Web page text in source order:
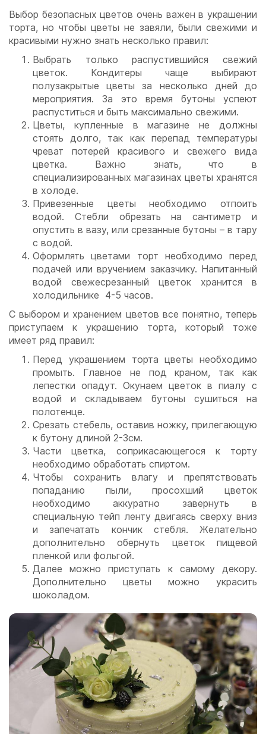
Выбор безопасных цветов очень важен в украшении
торта, но чтобы цветы не завяли, были свежими и
красивыми нужно знать несколько правил:
Выбрать только распустившийся свежий
цветок. Кондитеры чаще выбирают
полузакрытые цветы за несколько дней до
мероприятия. За это время бутоны успеют
распуститься и быть максимально свежими.
Цветы, купленные в магазине не должны
стоять долго, так как перепад температуры
чреват потерей красивого и свежего вида
цветка. Важно знать, что в
специализированных магазинах цветы хранятся
в холоде.
Привезенные цветы необходимо отпоить
водой. Стебли обрезать на сантиметр и
опустить в вазу, или срезанные бутоны – в тару
с водой.
Оформлять цветами торт необходимо перед
подачей или вручением заказчику. Напитанный
водой свежесрезанный цветок хранится в
холодильнике 4-5 часов.
С выбором и хранением цветов все понятно, теперь
приступаем к украшению торта, который тоже
имеет ряд правил:
Перед украшением торта цветы необходимо
промыть. Главное не под краном, так как
лепестки опадут. Окунаем цветок в пиалу с
водой и складываем бутоны сушиться на
полотенце.
Срезать стебель, оставив ножку, прилегающую
к бутону длиной 2-3см.
Части цветка, соприкасающегося к торту
необходимо обработать спиртом.
Чтобы сохранить влагу и препятствовать
попаданию пыли, просохший цветок
необходимо аккуратно завернуть в
специальную тейп ленту двигаясь сверху вниз
и запечатать кончик стебля. Желательно
дополнительно обернуть цветок пищевой
пленкой или фольгой.
Далее можно приступать к самому декору.
Дополнительно цветы можно украсить
шоколадом.